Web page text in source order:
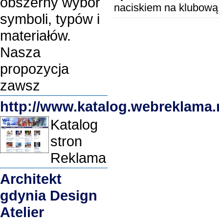
naciskiem na
symboli, typów i
materiałów.
Nasza
propozycja
zawsz
http://
Katalog
stron
Reklama
Architekt
gdynia Design
Atelier